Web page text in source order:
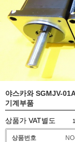
야스카와 SGMJV-
기계부품
상품가 VAT별도
상품번호